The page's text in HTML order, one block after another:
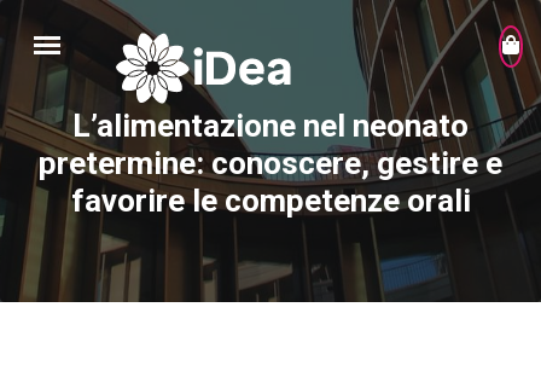
L’alimentazione nel neonato
pretermine: conoscere, gestire e
favorire le competenze orali